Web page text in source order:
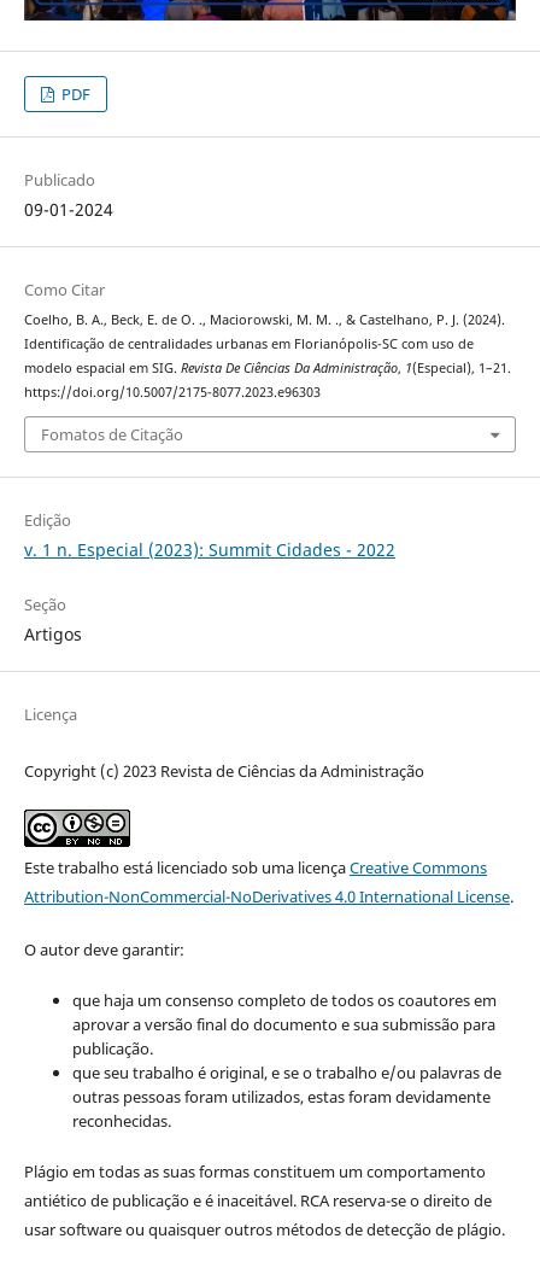
PDF
Publicado
09-01-2024
Como Citar
Coelho, B. A., Beck, E. de O. ., Maciorowski, M. M. ., & Castelhano, P. J. (2024).
Identificação de centralidades urbanas em Florianópolis-SC com uso de
modelo espacial em SIG. Revista De Ciências Da Administração, 1(Especial), 1–21.
https://doi.org/10.5007/2175-8077.2023.e96303
Fomatos de Citação
Edição
v. 1 n. Especial (2023): Summit Cidades - 2022
Seção
Artigos
Licença
Copyright (c) 2023 Revista de Ciências da Administração
Este trabalho está licenciado sob uma licençaCreative Commons
Attribution-NonCommercial-NoDerivatives 4.0 International License.
O autor deve garantir:
que haja um consenso completo de todos os coautores em
aprovar a versão final do documento e sua submissão para
publicação.
que seu trabalho é original, e se o trabalho e/ou palavras de
outras pessoas foram utilizados, estas foram devidamente
reconhecidas.
Plágio em todas as suas formas constituem um comportamento
antiético de publicação e é inaceitável. RCA reserva-se o direito de
usar software ou quaisquer outros métodos de detecção de plágio.